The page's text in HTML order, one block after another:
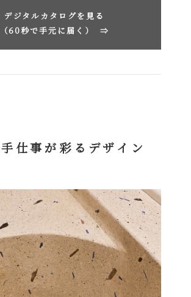
デジタルカタログを見る
（60秒で手元に届く）
⇒
仕事が 彩るデザイン